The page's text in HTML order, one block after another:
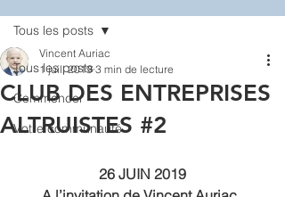
Tous les posts
Commencer
Votre communauté
Tous les posts
CLUB DES ENTREPRISES
ALTRUISTES #2
Vincent Auriac
1 juil. 2019 3 min de lecture
26 JUIN 2019